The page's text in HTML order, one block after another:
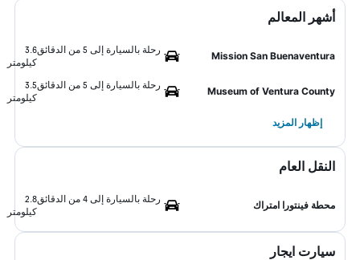
أشهر المعالم
Mission San Buenaventura
رحلة بالسيارة إلى 5 من الدقائق
3.6
كيلومتر
Museum of Ventura County
رحلة بالسيارة إلى 5 من الدقائق
3.5
كيلومتر
إظهار المزيد
النقل العام
محطة فينتورا امتراك
رحلة بالسيارة إلى 4 من الدقائق
2.8
كيلومتر
سيارت ايجار